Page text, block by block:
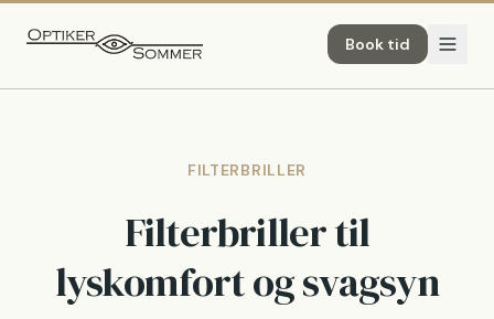
Book tid
FILTERBRILLER
Filterbriller til
lyskomfort og svagsyn